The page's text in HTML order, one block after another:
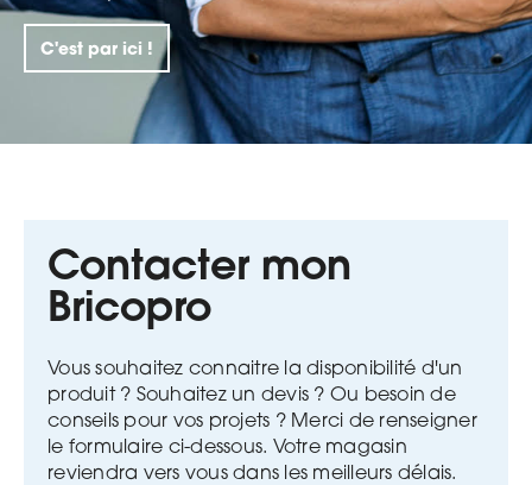
C'est par ici !
Contacter mon
Bricopro
Vous souhaitez connaitre la disponibilité d'un
produit ? Souhaitez un devis ? Ou besoin de
conseils pour vos projets ?Merci de renseigner
le formulaire ci-dessous. Votre magasin
reviendra vers vous dans les meilleurs délais.